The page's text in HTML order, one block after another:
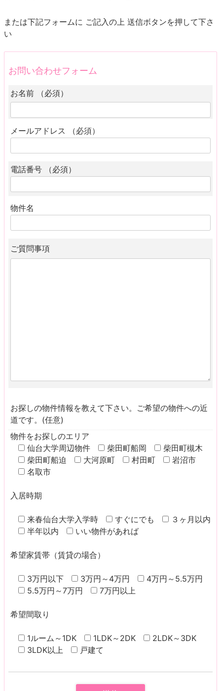
または下記フォームに ご記入の上 送信ボタンを押して下さ
い
お問い合わせフォーム
お名前 （必須）
メールアドレス （必須）
電話番号 （必須）
物件名
ご質問事項
お探しの物件情報を教えて下さい。ご希望の物件への近
道です。(任意)
物件をお探しのエリア
仙台大学周辺物件
柴田町船岡
柴田町槻木
柴田町船迫
大河原町 村田町
岩沼市
名取市
入居時期
来春仙台大学入学時 すぐにでも
３ヶ月以内
半年以内
いい物件があれば
希望家賃帯（賃貸の場合）
3万円以下 3万円～4万円
4万円～5.5万円
5.5万円～7万円
7万円以上
希望間取り
1ルーム～1DK 1LDK～2DK
2LDK～3DK
3LDK以上
戸建て